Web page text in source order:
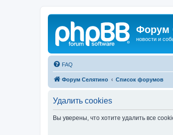
Форум
новости и
FAQ
Форум Селятино Список форумов
Удалить cookies
Вы уверены, что хотите удалить все